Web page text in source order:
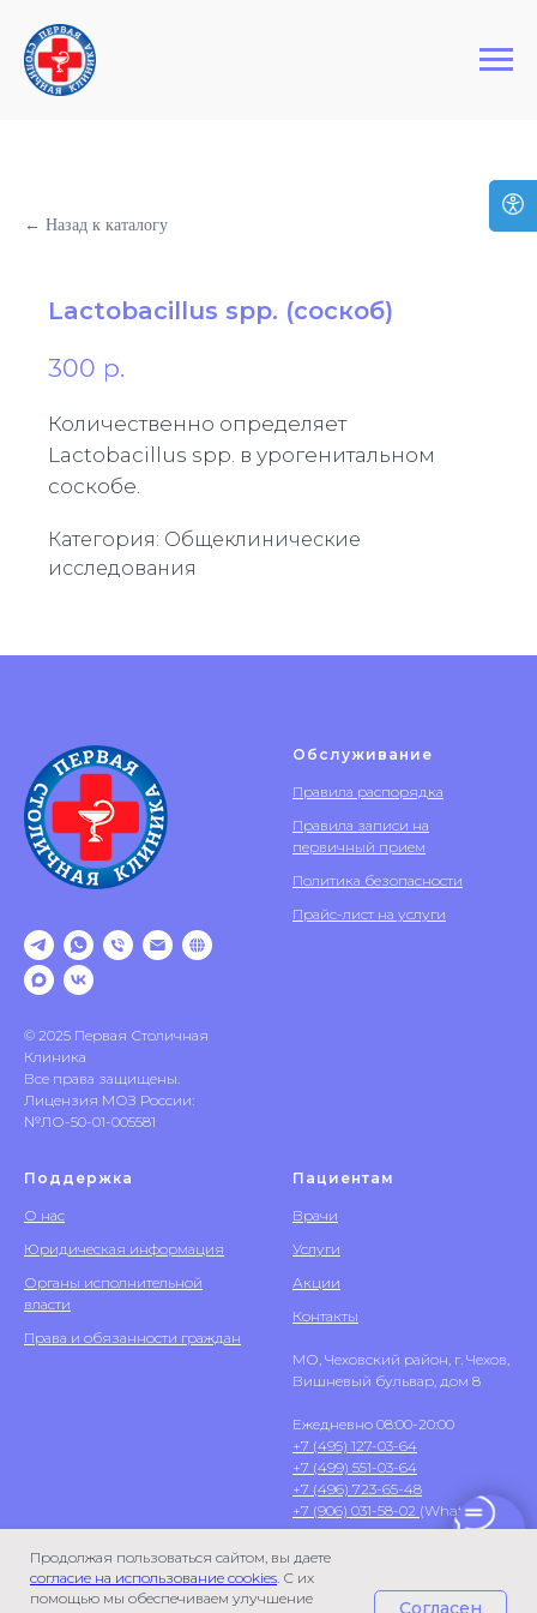
Первая Столичная Клиника
Продолжая пользоваться сайтом, вы даете
согласие на использование cookies. С их
помощью мы обеспечиваем улучшение
Согласен
← Назад к каталогу
Lactobacillus spp. (соскоб)
300 р.
Количественно определяет
Lactobacillus spp. в урогенитальном
соскобе.
Категория: Общеклинические
исследования
© 2025 Первая Столичная
Клиника
Все права защищены.
Лицензия МОЗ России:
№ЛО-50-01-005581
Обслуживание
Правила распорядка
Правила записи на
первичный прием
Политика безопасности
Прайс-лист на услуги
Поддержка
О нас
Юридическая информация
Органы исполнительной
власти
Права и обязанности граждан
Пациентам
Врачи
Услуги
Акции
Контакты
МО, Чеховский район, г. Чехов,
Вишневый бульвар, дом 8
Ежедневно 08:00-20:00
+7 (495) 127-03-64
+7 (499) 551-03-64
+7 (496) 723-65-48
+7 (906) 031-58-02 (WhatsApp)